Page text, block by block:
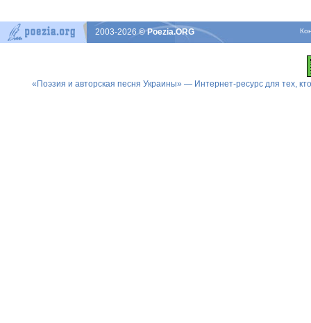
2003-2026© Poezia.ORG
«Поэзия и авторская песня Украины» — Интернет-ресурс для тех,